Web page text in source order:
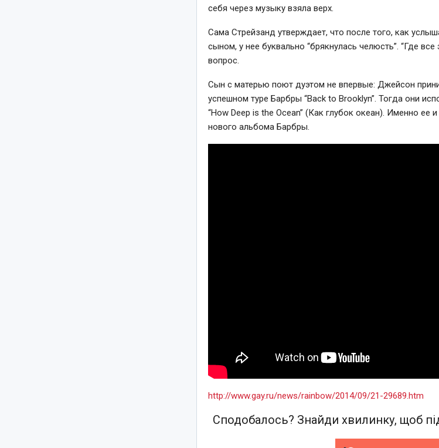
себя через музыку взяла верх.
Сама Стрейзанд утверждает, что после того, как
сыном, у нее буквально “брякнулась челюсть”. “Где
вопрос.
Сын с матерью поют дуэтом не впервые: Джейсон
успешном туре Барбры “Back to Brooklyn”. Тогда они
“How Deep is the Ocean” (Как глубок океан). Именно ее
нового альбома Барбры.
http://www.gay.ru/news/rainbow/2014/09/21-29689.htm
Сподобалось? Знайди хвилинку, щоб